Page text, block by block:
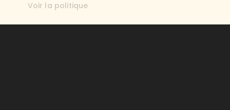
Voir la politique